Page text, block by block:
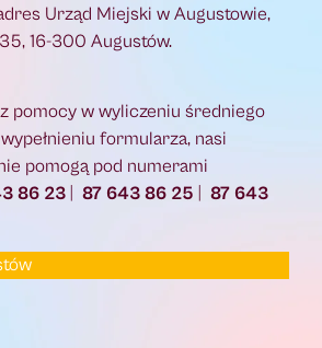
Urząd Miejski w Augustowie,
16-300 Augustów.
pomocy w wyliczeniu średniego
formularza, nasi
pomogą pod numerami
86 23 87 643 86 25
87 643